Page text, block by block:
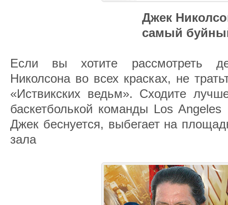
Джек
самый
Если вы хотите рассмотреть
Николсона во всех красках, не
«Иствикских ведьм». Сходите
баскетболькой команды Los
Джек беснуется, выбегает на
зала